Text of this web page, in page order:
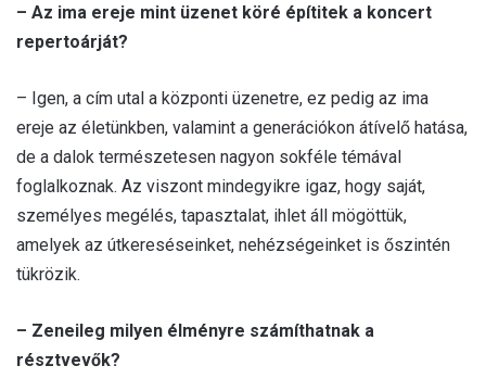
– Az ima ereje mint üzenet köré építitek a koncert
repertoárját?
– Igen, a cím utal a központi üzenetre, ez pedig az ima
ereje az életünkben, valamint a generációkon átívelő hatása,
de a dalok természetesen nagyon sokféle témával
foglalkoznak. Az viszont mindegyikre igaz, hogy saját,
személyes megélés, tapasztalat, ihlet áll mögöttük,
amelyek az útkereséseinket, nehézségeinket is őszintén
tükrözik.
– Zeneileg milyen élményre számíthatnak a
résztvevők?